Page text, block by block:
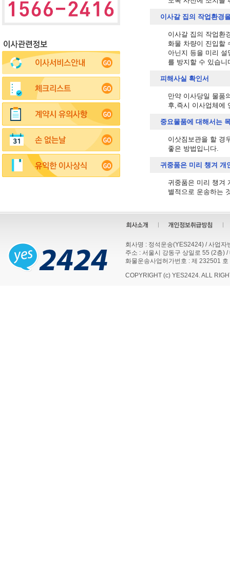
이사갈 집의 작업환경
이사갈 집의 작업환
화물 차량이 진입할
아닌지 등을 미리
를 방지할 수 있습니
피해사실 확인서
만약 이사당일 물품
후,즉시 이사업체에
중요물품에 대해서는
이삿짐보관을 할 경
좋은 방법입니다.
귀중품은 미리 챙겨 개
귀중품은 미리 챙겨
별적으로 운송하는
회사명 : 정석운송(YES2424) / 사업
주소 : 서울시 강동구 상일로 55 (2층)
화물운송사업허가번호 : 제 232501 호
COPYRIGHT (c) YES2424. ALL